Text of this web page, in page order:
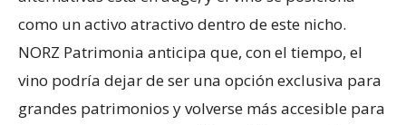
como un activo atractivo dentro de este nicho.
NORZ Patrimonia anticipa que, con el tiempo, el
vino podría dejar de ser una opción exclusiva para
grandes patrimonios y volverse más accesible para